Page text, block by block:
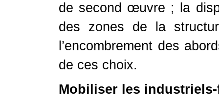
de second œuvre ; la
des zones de la
l’encombrement des
de ces choix.
Mobiliser les